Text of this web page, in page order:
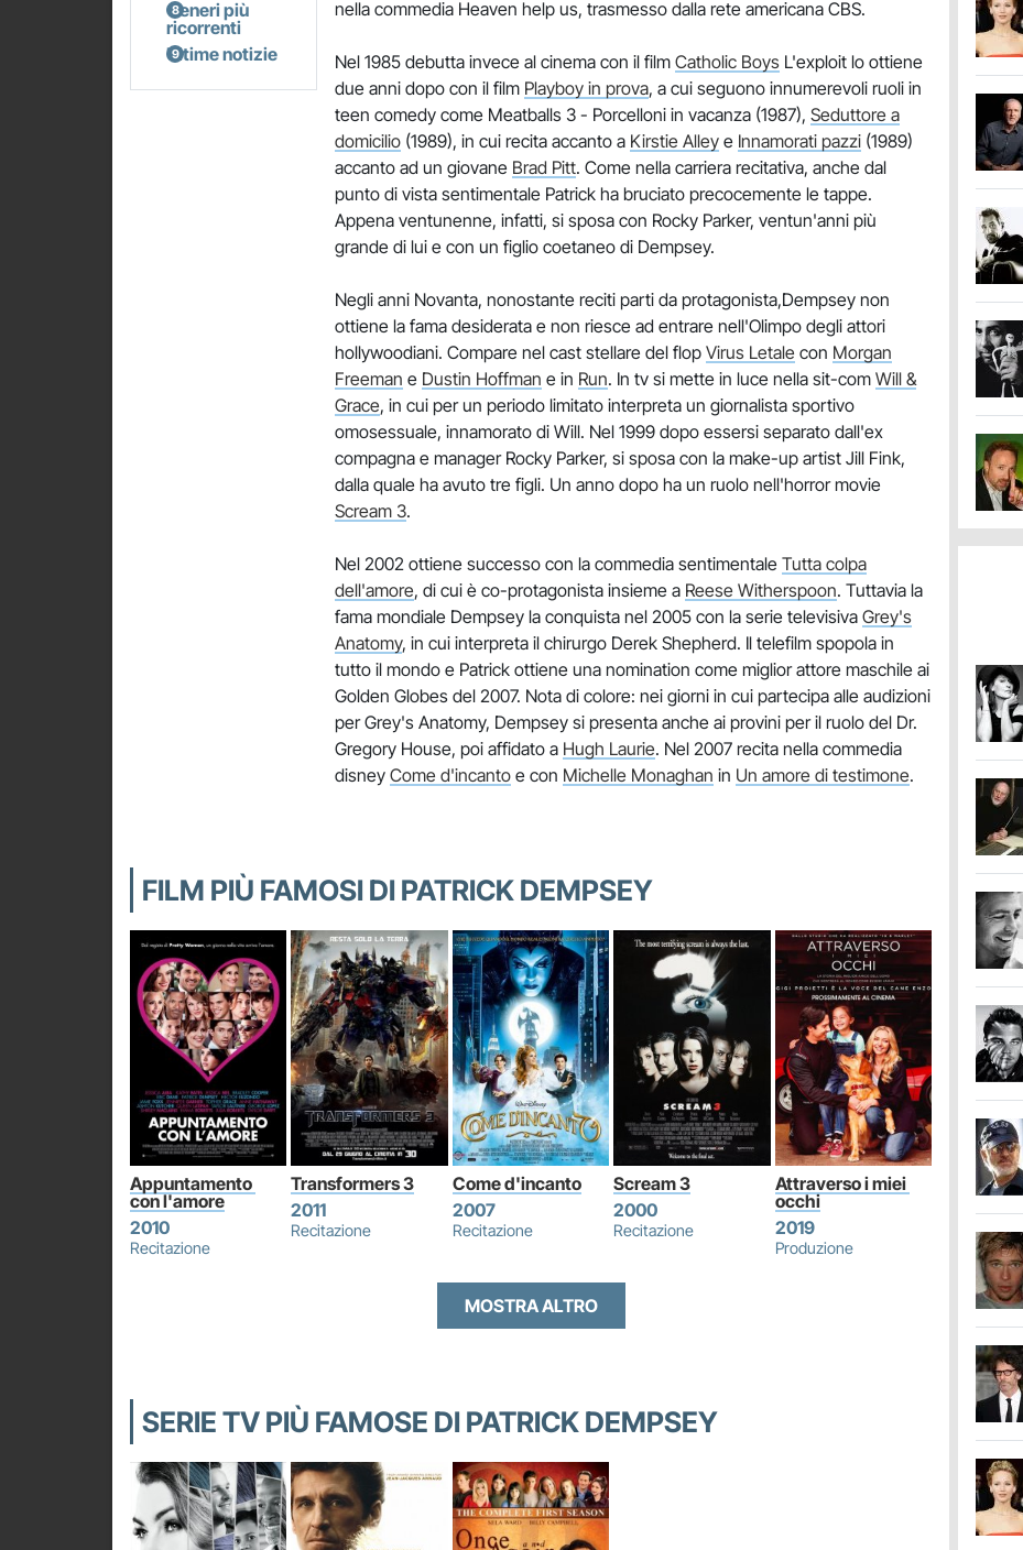
Generi più
ricorrenti
Ultime notizie
nella commedia Heaven help us, trasmesso dalla rete americana CBS.
Nel 1985 debutta invece al cinema con il film Catholic Boys L'exploit lo ottiene
due anni dopo con il film Playboy in prova, a cui seguono innumerevoli ruoli in
teen comedy come Meatballs 3 - Porcelloni in vacanza (1987), Seduttore a
domicilio (1989), in cui recita accanto a Kirstie Alley e Innamorati pazzi (1989)
accanto ad un giovane Brad Pitt. Come nella carriera recitativa, anche dal
punto di vista sentimentale Patrick ha bruciato precocemente le tappe.
Appena ventunenne, infatti, si sposa con Rocky Parker, ventun'anni più
grande di lui e con un figlio coetaneo di Dempsey.
Negli anni Novanta, nonostante reciti parti da protagonista,Dempsey non
ottiene la fama desiderata e non riesce ad entrare nell'Olimpo degli attori
hollywoodiani. Compare nel cast stellare del flop Virus Letale con Morgan
Freeman e Dustin Hoffman e in Run. In tv si mette in luce nella sit-com Will &
Grace, in cui per un periodo limitato interpreta un giornalista sportivo
omosessuale, innamorato di Will. Nel 1999 dopo essersi separato dall'ex
compagna e manager Rocky Parker, si sposa con la make-up artist Jill Fink,
dalla quale ha avuto tre figli. Un anno dopo ha un ruolo nell'horror movie
Scream 3.
Nel 2002 ottiene successo con la commedia sentimentale Tutta colpa
dell'amore, di cui è co-protagonista insieme a Reese Witherspoon. Tuttavia la
fama mondiale Dempsey la conquista nel 2005 con la serie televisiva Grey's
Anatomy, in cui interpreta il chirurgo Derek Shepherd. Il telefilm spopola in
tutto il mondo e Patrick ottiene una nomination come miglior attore maschile ai
Golden Globes del 2007. Nota di colore: nei giorni in cui partecipa alle audizioni
per Grey's Anatomy, Dempsey si presenta anche ai provini per il ruolo del Dr.
Gregory House, poi affidato a Hugh Laurie. Nel 2007 recita nella commedia
disney Come d'incanto e con Michelle Monaghan in Un amore di testimone.
FILM PIÙ FAMOSI DI PATRICK DEMPSEY
Appuntamento
con l'amore
2010
Recitazione
Transformers 3
2011
Recitazione
Come d'incanto
2007
Recitazione
Scream 3
2000
Recitazione
Attraverso i miei
occhi
2019
Produzione
MOSTRA ALTRO
SERIE TV PIÙ FAMOSE DI PATRICK DEMPSEY